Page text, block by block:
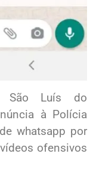
São Luís do
à Polícia
whatsapp por
ofensivos